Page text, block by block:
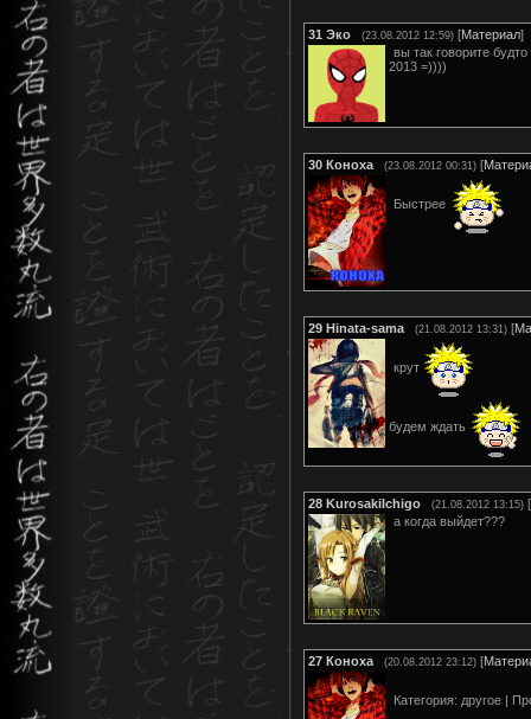
31 Эко (23.08.2012 12:59) [Материал]
вы так говорите
2013 =))))
30 Коноха (23.08.2012 00:31) [
Быстрее
29 Hinata-sama (21.08.2012 13:31) [
крут
будем ждать
28 KurosakiIchigo (21.08.2012 13:15) [
а когда выйдет???
27 Коноха (20.08.2012 23:12) [
Категория: другое |